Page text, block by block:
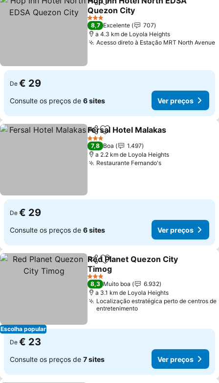
PartilharAdicionar aos favoritos
Quezon City
Ver preços
3 Estrelas
8,7 Excelente
707
a 4.3 km de Loyola Heights
Acesso direto à Estação MRT North Avenue
De € 29
Consulte os preços de 6 sites Ver preços
PartilharAdicionar aos favoritos
Fersal Hotel Malakas
3 Estrelas
7,8 Boa
1.497
a 2.2 km de Loyola Heights
Restaurante Fernando'sVer preços
De € 29
Consulte os preços de 6 sites Ver preços
Escolha popular
PartilharAdicionar aos favoritos
Red Planet Quezon City
Timog
Ver preços
3 Estrelas
8,3 Muito boa
6.932
a 3.1 km de Loyola Heights
Localização estratégica perto de centros de
entretenimento
De € 23
Consulte os preços de 7 sites Ver preços